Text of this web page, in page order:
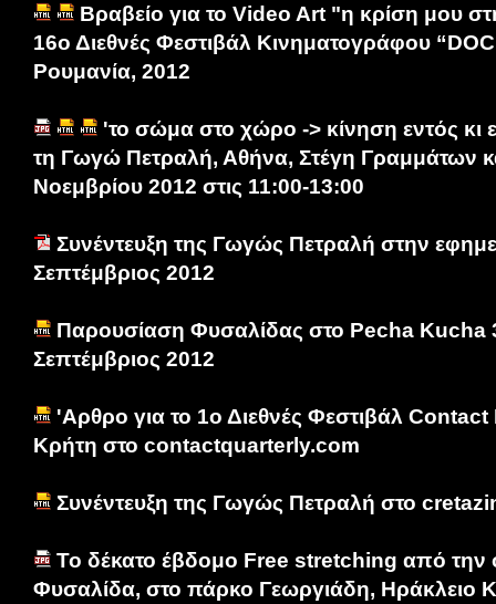
Βραβείο για το Video Art "η κρίση μου
16ο Διεθνές Φεστιβάλ Κινηματογράφου
Ρουμανία, 2012
'το σώμα στο χώρο -> κίνηση εντός κι
τη Γωγώ Πετραλή, Αθήνα, Στέγη Γραμμάτων
Νοεμβρίου 2012 στις 11:00-13:00
Συνέντευξη της Γωγώς Πετραλή στην
Σεπτέμβριος 2012
Παρουσίαση Φυσαλίδας στο Pecha Kucha
Σεπτέμβριος 2012
'Αρθρο για το 1ο Διεθνές Φεστιβάλ
Κρήτη στο contactquarterly.com
Συνέντευξη της Γωγώς Πετραλή στο
Το δέκατο έβδομο Free stretching από την
Φυσαλίδα, στο πάρκο Γεωργιάδη, Ηράκλειο